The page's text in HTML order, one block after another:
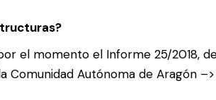
el momento el Informe 25/2018,
Comunidad Autónoma de Aragón –>